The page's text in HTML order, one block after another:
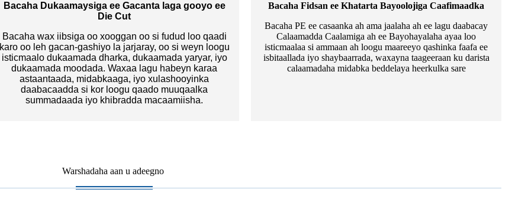
Bacaha Dukaamaysiga ee Gacanta laga gooyo ee
Die Cut
Bacaha wax iibsiga oo xooggan oo si fudud loo qaadi
karo oo leh gacan-gashiyo la jarjaray, oo si weyn loogu
isticmaalo dukaamada dharka, dukaamada yaryar, iyo
dukaamada moodada. Waxaa lagu habeyn karaa
astaantaada, midabkaaga, iyo xulashooyinka
daabacaadda si kor loogu qaado muuqaalka
summadaada iyo khibradda macaamiisha.
Bacaha Fidsan ee Khatarta Bayoolojiga Caafimaadka
Bacaha PE ee casaanka ah ama jaalaha ah ee lagu daabacay
Calaamadda Caalamiga ah ee Bayohayalaha ayaa loo
isticmaalaa si ammaan ah loogu maareeyo qashinka faafa ee
isbitaallada iyo shaybaarrada, waxayna taageeraan ku darista
calaamadaha midabka beddelaya heerkulka sare
Warshadaha aan u adeegno